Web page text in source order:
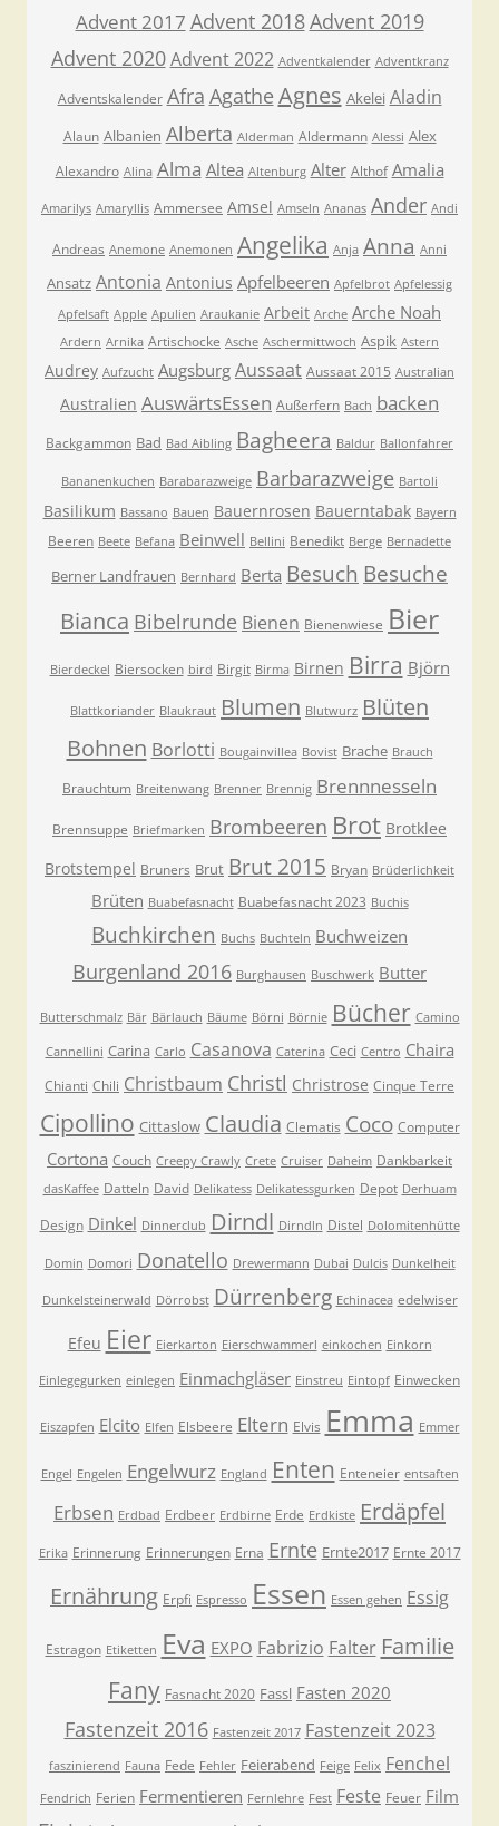
Advent 2017 Advent 2018Advent 2019
Advent 2020 Advent 2022 Adventkalender Adventkranz
Adventskalender Afra Agathe Agnes Akelei Aladin
Alaun Albanien Alberta Alderman Aldermann Alessi Alex
Alexandro Alina Alma Altea Altenburg Alter Althof Amalia
Amarilys Amaryllis Ammersee Amsel Amseln Ananas Ander Andi
Andreas Anemone Anemonen Angelika Anja Anna Anni
Ansatz Antonia Antonius Apfelbeeren Apfelbrot Apfelessig
Apfelsaft Apple Apulien Araukanie Arbeit Arche Arche Noah
Ardern Arnika Artischocke Asche Aschermittwoch Aspik Astern
Audrey Aufzucht Augsburg Aussaat Aussaat 2015 Australian
Australien AuswärtsEssen Außerfern Bach backen
Backgammon Bad Bad Aibling Bagheera Baldur Ballonfahrer
Bananenkuchen Barabarazweige Barbarazweige Bartoli
Basilikum Bassano Bauen Bauernrosen Bauerntabak Bayern
Beeren Beete Befana Beinwell Bellini Benedikt Berge Bernadette
Berner Landfrauen Bernhard Berta Besuch Besuche
Bianca Bibelrunde Bienen Bienenwiese Bier
Bierdeckel Biersocken bird Birgit Birma Birnen Birra Björn
Blattkoriander Blaukraut Blumen Blutwurz Blüten
Bohnen Borlotti Bougainvillea Bovist Brache Brauch
Brauchtum Breitenwang Brenner Brennig Brennnesseln
Brennsuppe Briefmarken Brombeeren Brot Brotklee
Brotstempel Bruners Brut Brut 2015 Bryan Brüderlichkeit
Brüten Buabefasnacht Buabefasnacht 2023 Buchis
Buchkirchen Buchs Buchteln Buchweizen
Burgenland 2016 Burghausen Buschwerk Butter
Butterschmalz Bär Bärlauch Bäume Börni Börnie Bücher Camino
Cannellini Carina Carlo Casanova Caterina Ceci Centro Chaira
Chianti Chili Christbaum Christl Christrose Cinque Terre
Cipollino Cittaslow Claudia Clematis Coco Computer
Cortona Couch Creepy Crawly Crete Cruiser Daheim Dankbarkeit
dasKaffee Datteln David Delikatess Delikatessgurken Depot Derhuam
Design Dinkel Dinnerclub Dirndl Dirndln Distel Dolomitenhütte
Domin Domori Donatello Drewermann Dubai Dulcis Dunkelheit
Dunkelsteinerwald Dörrobst Dürrenberg Echinacea edelwiser
Efeu Eier Eierkarton Eierschwammerl einkochen Einkorn
Einlegegurken einlegen Einmachgläser Einstreu Eintopf Einwecken
Eiszapfen Elcito Elfen Elsbeere Eltern Elvis Emma Emmer
Engel Engelen Engelwurz England Enten Enteneier entsaften
Erbsen Erdbad Erdbeer Erdbirne Erde Erdkiste Erdäpfel
Erika Erinnerung Erinnerungen Erna Ernte Ernte2017 Ernte 2017
Ernährung Erpfi Espresso Essen Essen gehen Essig
Estragon Etiketten Eva EXPO Fabrizio Falter Familie
Fany Fasnacht 2020 Fassl Fasten 2020
Fastenzeit 2016 Fastenzeit 2017 Fastenzeit 2023
faszinierend Fauna Fede Fehler Feierabend Feige Felix Fenchel
Fendrich Ferien Fermentieren Fernlehre Fest Feste Feuer Film